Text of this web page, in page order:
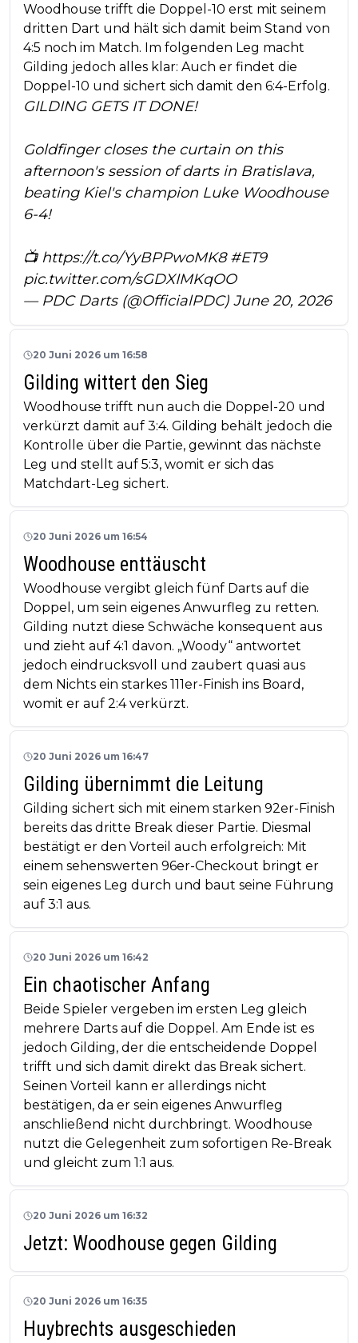
Woodhouse trifft die Doppel-10 erst mit seinem
dritten Dart und hält sich damit beim Stand von
4:5 noch im Match. Im folgenden Leg macht
Gilding jedoch alles klar: Auch er findet die
Doppel-10 und sichert sich damit den 6:4-Erfolg.
GILDING GETS IT DONE!
Goldfinger closes the curtain on this
afternoon's session of darts in Bratislava,
beating Kiel's champion Luke Woodhouse
6-4!
📺 https://t.co/YyBPPwoMK8 #ET9
pic.twitter.com/sGDXIMKqOO
— PDC Darts (@OfficialPDC) June 20, 2026
20 Juni 2026 um 16:58
Gilding wittert den Sieg
Woodhouse trifft nun auch die Doppel-20 und
verkürzt damit auf 3:4. Gilding behält jedoch die
Kontrolle über die Partie, gewinnt das nächste
Leg und stellt auf 5:3, womit er sich das
Matchdart-Leg sichert.
20 Juni 2026 um 16:54
Woodhouse enttäuscht
Woodhouse vergibt gleich fünf Darts auf die
Doppel, um sein eigenes Anwurfleg zu retten.
Gilding nutzt diese Schwäche konsequent aus
und zieht auf 4:1 davon. „Woody“ antwortet
jedoch eindrucksvoll und zaubert quasi aus
dem Nichts ein starkes 111er-Finish ins Board,
womit er auf 2:4 verkürzt.
20 Juni 2026 um 16:47
Gilding übernimmt die Leitung
Gilding sichert sich mit einem starken 92er-Finish
bereits das dritte Break dieser Partie. Diesmal
bestätigt er den Vorteil auch erfolgreich: Mit
einem sehenswerten 96er-Checkout bringt er
sein eigenes Leg durch und baut seine Führung
auf 3:1 aus.
20 Juni 2026 um 16:42
Ein chaotischer Anfang
Beide Spieler vergeben im ersten Leg gleich
mehrere Darts auf die Doppel. Am Ende ist es
jedoch Gilding, der die entscheidende Doppel
trifft und sich damit direkt das Break sichert.
Seinen Vorteil kann er allerdings nicht
bestätigen, da er sein eigenes Anwurfleg
anschließend nicht durchbringt. Woodhouse
nutzt die Gelegenheit zum sofortigen Re-Break
und gleicht zum 1:1 aus.
20 Juni 2026 um 16:32
Jetzt: Woodhouse gegen Gilding
20 Juni 2026 um 16:35
Huybrechts ausgeschieden